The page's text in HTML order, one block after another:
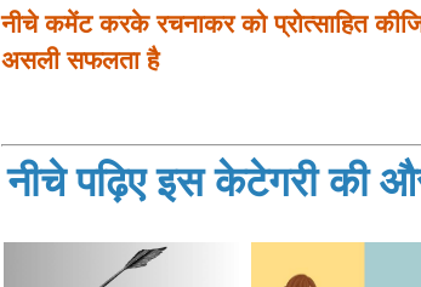
नीचे कमेंट करके रचनाकर को प्रोत्साहित
असली सफलता है
नीचे पढ़िए इस केटेगरी की